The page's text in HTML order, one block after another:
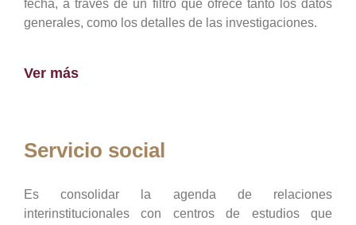
fecha, a través de un filtro que ofrece tanto los datos
generales, como los detalles de las investigaciones.
Ver más
Servicio social
Es consolidar la agenda de relaciones
interinstitucionales con centros de estudios que